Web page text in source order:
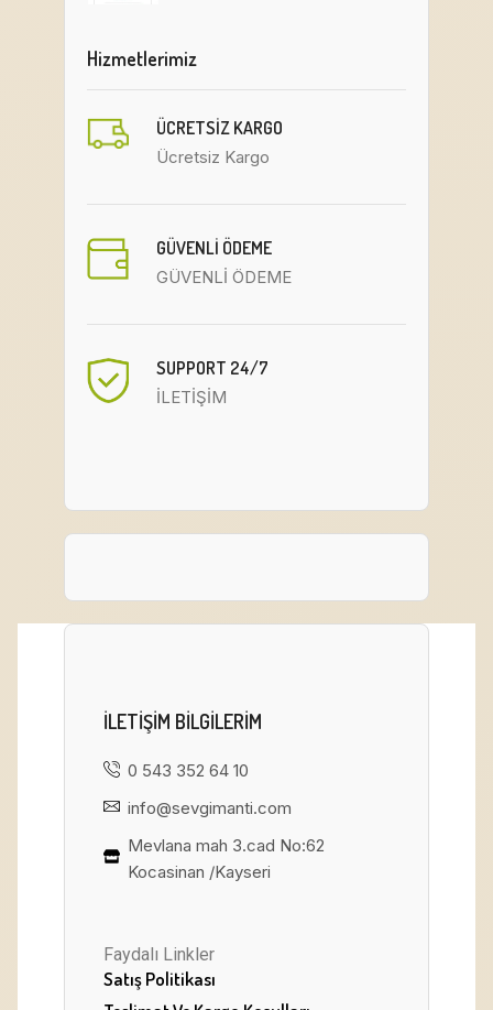
Hizmetlerimiz
ÜCRETSIZ KARGO
Ücretsiz Kargo
GÜVENLİ ÖDEME
GÜVENLİ ÖDEME
SUPPORT 24/7
İLETİŞİM
ILETIŞIM BILGILERIM
0 543 352 64 10
info@sevgimanti.com
Mevlana mah 3.cad No:62
Kocasinan /Kayseri
Faydalı Linkler
Satış Politikası